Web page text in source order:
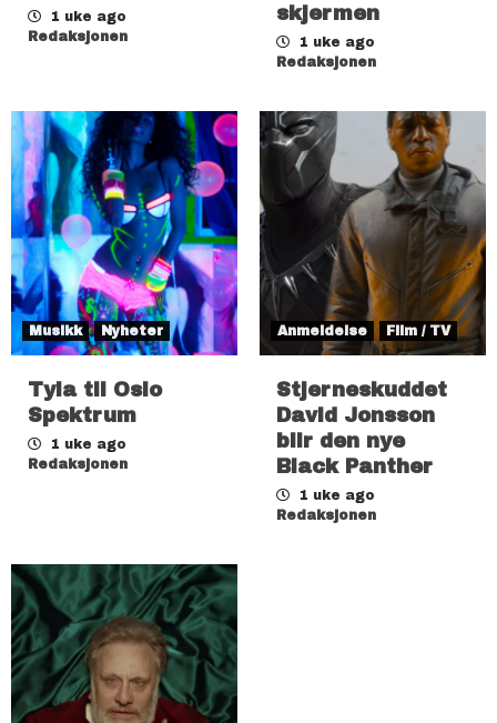
1 uke ago
Redaksjonen
skjermen
1 uke ago
Redaksjonen
Musikk Nyheter
Tyla til Oslo
Spektrum
1 uke ago
Redaksjonen
Anmeldelse Film / TV
Stjerneskuddet
David Jonsson
blir den nye
Black Panther
1 uke ago
Redaksjonen